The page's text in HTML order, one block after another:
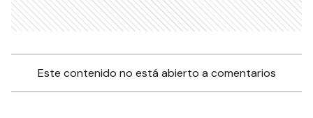
Este contenido no está abierto a comentarios